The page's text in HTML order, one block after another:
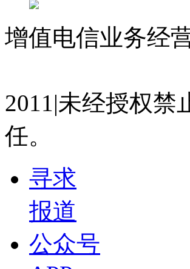
增值电信业务经
2011|未经授权禁
任。
寻求
报道
公众号